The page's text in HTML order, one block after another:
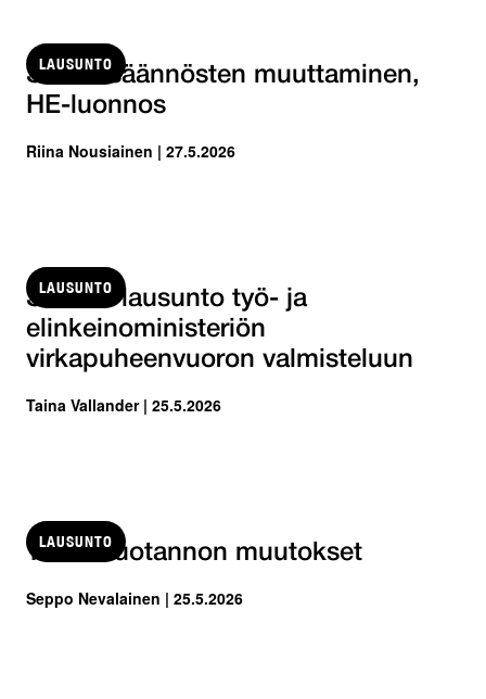
LAUSUNTO
SORA-säännösten muuttaminen,
HE-luonnos
Riina Nousiainen | 27.5.2026
LAUSUNTO
STTK:n lausunto työ- ja
elinkeinoministeriön
virkapuheenvuoron valmisteluun
Taina Vallander | 25.5.2026
LAUSUNTO
Tilastotuotannon muutokset
Seppo Nevalainen | 25.5.2026